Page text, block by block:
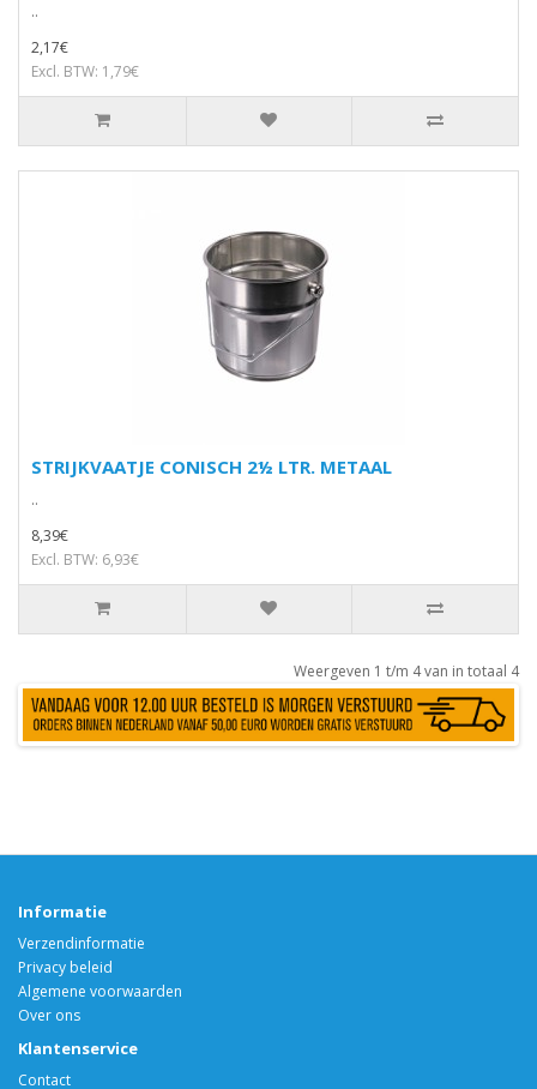
..
2,17€
Excl. BTW: 1,79€
STRIJKVAATJE CONISCH 2½ LTR. METAAL
..
8,39€
Excl. BTW: 6,93€
Weergeven 1 t/m 4 van in totaal 4
Informatie
Verzendinformatie
Privacy beleid
Algemene voorwaarden
Over ons
Klantenservice
Contact